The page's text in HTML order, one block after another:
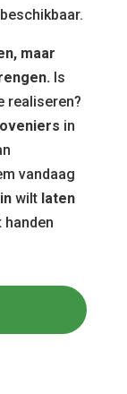
maar
Is
realiseren?
in
vandaag
wilt laten
handen